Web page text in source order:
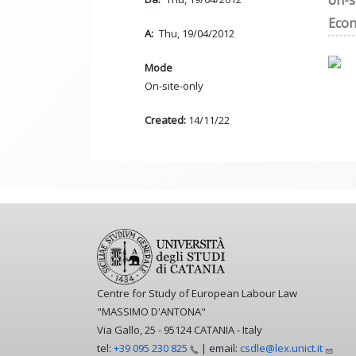
A Thu, 19/04/2012
Mode
On-site-only
Created: 14/11/22
Centre for Study of European Labour Law
"MASSIMO D'ANTONA"
Via Gallo, 25 - 95124 CATANIA - Italy
tel: +39 095 230 825 | email: csdle@lex.unict.it